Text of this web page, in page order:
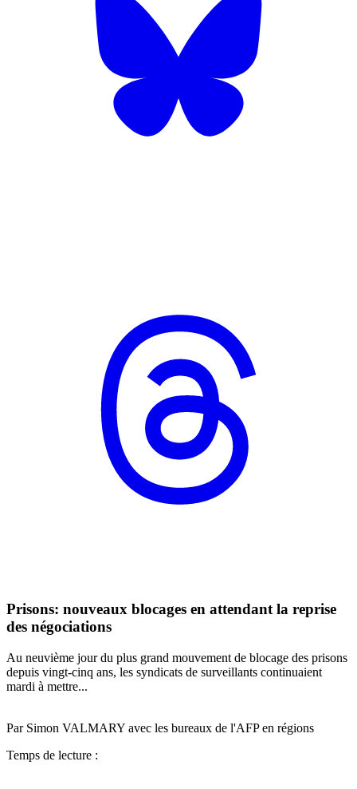
Prisons: nouveaux blocages en attendant la reprise
des négociations
Au neuvième jour du plus grand mouvement de blocage des prisons
depuis vingt-cinq ans, les syndicats de surveillants continuaient
mardi à mettre...
Par Simon VALMARY avec les bureaux de l'AFP en régions
Temps de lecture :